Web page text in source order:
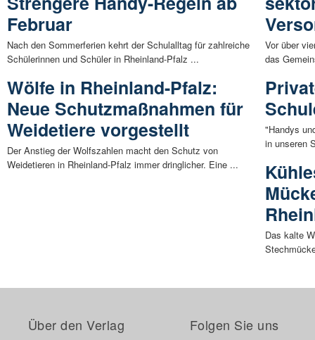
Februar
Nach den Sommerferien kehrt der Schulalltag für zahlreiche
Schülerinnen und Schüler in Rheinland-Pfalz ...
Wölfe in Rheinland-Pfalz:
Neue Schutzmaßnahmen für
Weidetiere vorgestellt
Der Anstieg der Wolfszahlen macht den Schutz von
Weidetieren in Rheinland-Pfalz immer dringlicher. Eine ...
Vor über
das
"Handys
in unseren
Das kalte
Über den Verlag Folgen Sie uns